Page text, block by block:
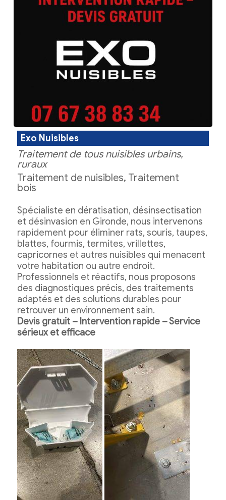
Exo Nuisibles
Traitement de tous nuisibles urbains,
ruraux
Traitement de nuisibles, Traitement
bois
Spécialiste en dératisation, désinsectisation
et désinvasion en Gironde, nous intervenons
rapidement pour éliminer rats, souris, taupes,
blattes, fourmis, termites, vrillettes,
capricornes et autres nuisibles qui menacent
votre habitation ou autre endroit.
Professionnels et réactifs, nous proposons
des diagnostiques précis, des traitements
adaptés et des solutions durables pour
retrouver un environnement sain.
Devis gratuit – Intervention rapide – Service
sérieux et efficace